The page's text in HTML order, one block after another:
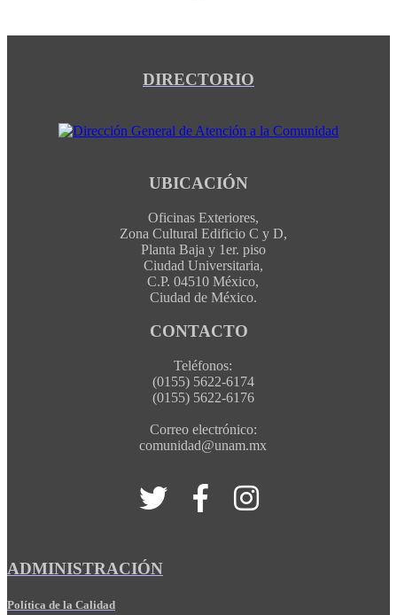
DIRECTORIO
UBICACIÓN
Oficinas Exteriores,
Zona Cultural Edificio C y D,
Planta Baja y 1er. piso
Ciudad Universitaria,
C.P. 04510 México,
Ciudad de México.
CONTACTO
Teléfonos:
(0155) 5622-6174
(0155) 5622-6176
Correo electrónico:
comunidad@unam.mx
ADMINISTRACIÓN
Política de la Calidad